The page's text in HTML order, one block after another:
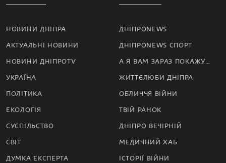
НОВИНИ ДНІПРА
АКТУАЛЬНІ НОВИНИ
НОВИНИ ДНІПРОTV
УКРАЇНА
ПОЛІТИКА
ЕКОЛОГІЯ
СУСПІЛЬСТВО
СВІТ
ДУМКА ЕКСПЕРТА
ДНІПРОNEWS
ДНІПРОNEWS СПОРТ
А Я ВАМ ЗАРАЗ ПОКАЖУ…
ЖИТТЄЛЮБИ ДНІПРА
ОБЛИЧЧЯ ВІЙНИ
ТВІЙ РАНОК
ДНІПРО ВЕЧІРНІЙ
МЕДИЧНИЙ ХАБ
ІСТОРІЇ ВІЙНИ